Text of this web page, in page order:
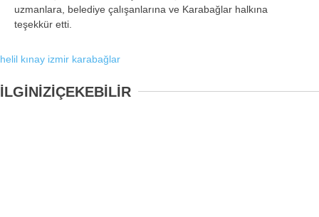
uzmanlara, belediye çalışanlarına ve Karabağlar halkına
teşekkür etti.
helil kınay izmir karabağlar
İLGİNİZİÇEKEBİLİR